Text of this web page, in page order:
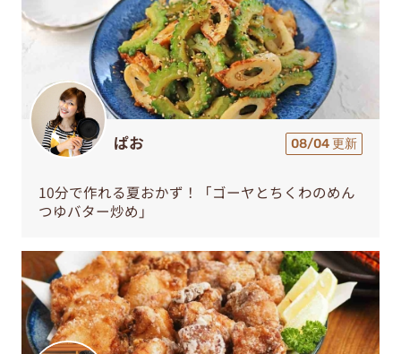
ぱお 08/04 更新
10分で作れる夏おかず！「ゴーヤとちくわのめん
つゆバター炒め」